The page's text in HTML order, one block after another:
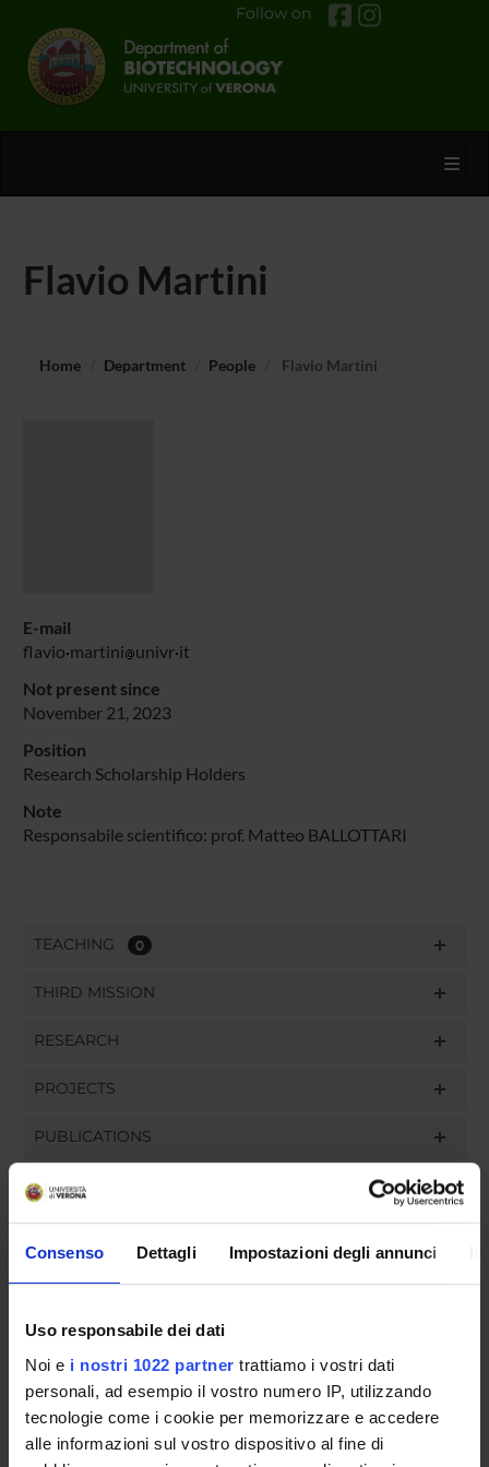
Consenso Dettagli Impostazioni degli annunci
Uso responsabile dei dati
Noi e i nostri 1022 partner trattiamo i vostri dati
personali, ad esempio il vostro numero IP, utilizzando
tecnologie come i cookie per memorizzare e accedere
alle informazioni sul vostro dispositivo al fine di
Follow on
Flavio Martini
Home Department People Flavio Martini
E-mail
flavio martini univr it
Not present since
November 21, 2023
Position
Research Scholarship Holders
Note
Responsabile scientifico: prof. Matteo BALLOTTARI
TEACHING 0
THIRD MISSION
RESEARCH
PROJECTS
PUBLICATIONS
ASSIGNMENTS
COMMITTEES
DEPARTMENT ADMINISTRATION OFFICES